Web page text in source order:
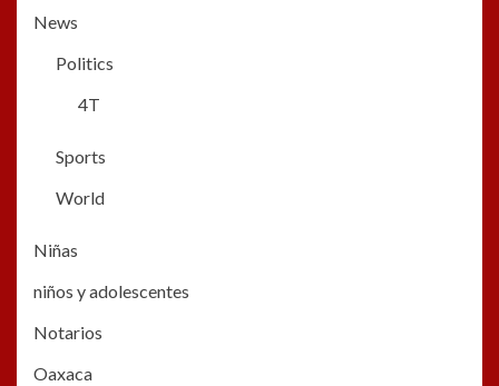
News
Politics
4T
Sports
World
Niñas
niños y adolescentes
Notarios
Oaxaca